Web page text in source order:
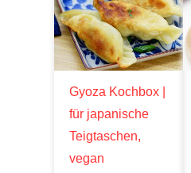
Gyoza Kochbox |
für japanische
Teigtaschen,
vegan